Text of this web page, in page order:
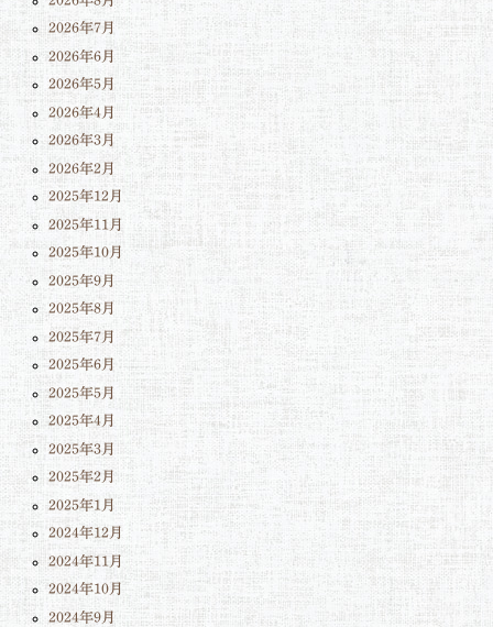
2026年7月
2026年6月
2026年5月
2026年4月
2026年3月
2026年2月
2025年12月
2025年11月
2025年10月
2025年9月
2025年8月
2025年7月
2025年6月
2025年5月
2025年4月
2025年3月
2025年2月
2025年1月
2024年12月
2024年11月
2024年10月
2024年9月